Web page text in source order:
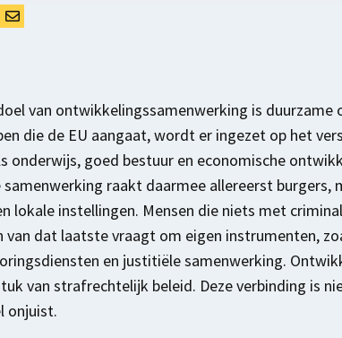
van ontwikkelingssamenwerking is duurzame
die de EU aangaat, wordt er ingezet op het
onderwijs, goed bestuur en economische
raakt daarmee allereerst burgers,
lokale instellingen. Mensen die niets met
van dat laatste vraagt om eigen instrumenten,
en justitiële samenwerking.
van strafrechtelijk beleid. Deze verbinding is
onjuist.